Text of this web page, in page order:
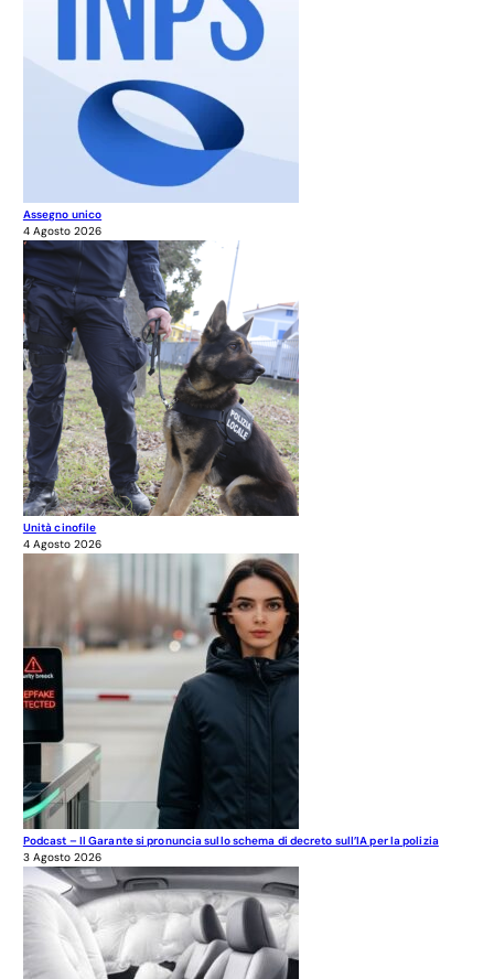
Assegno unico
4 Agosto 2026
Unità cinofile
4 Agosto 2026
Podcast – Il Garante si pronuncia sullo schema di decreto sull’IA per la polizia
3 Agosto 2026